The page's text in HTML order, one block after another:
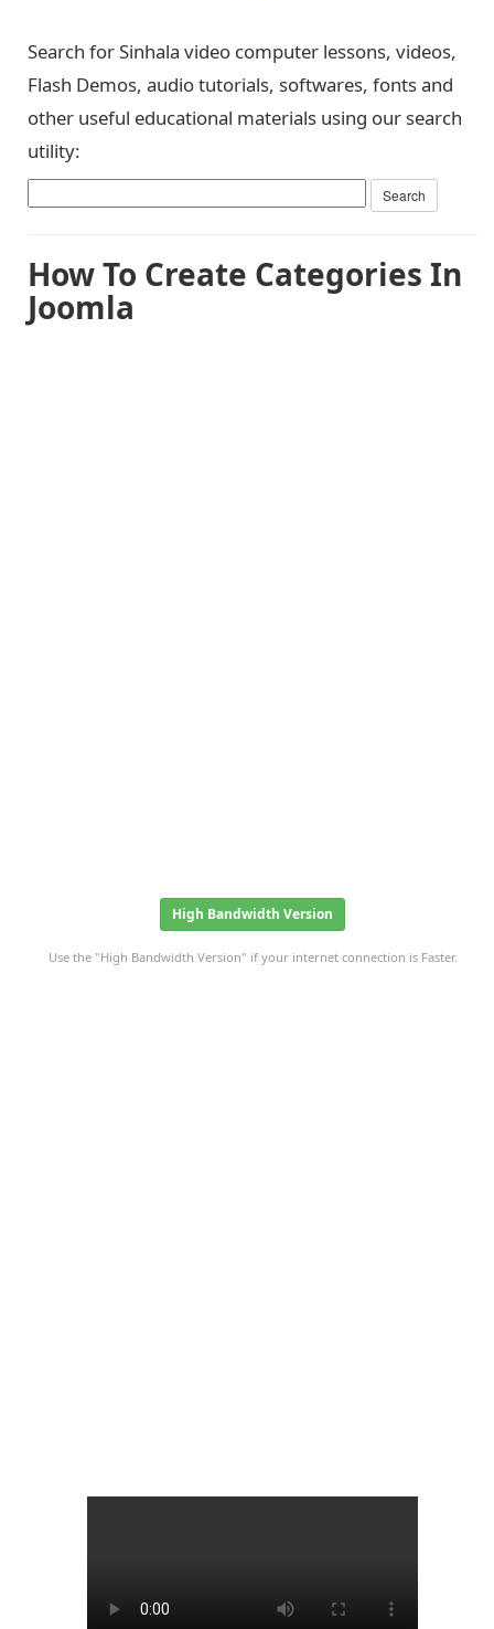
Search for Sinhala video computer lessons, videos,
Flash Demos, audio tutorials, softwares, fonts and
other useful educational materials using our search
utility:
How To Create Categories In
Joomla
High Bandwidth Version
Use the "High Bandwidth Version" if your internet connection is Faster.